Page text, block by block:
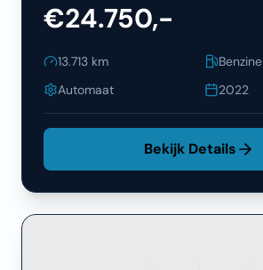
€24.750,-
13.713 km
Benzine
Automaat
2022
Bekijk Details